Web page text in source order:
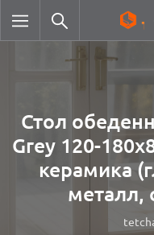
Стол
Grey 120-
керамика
металл,